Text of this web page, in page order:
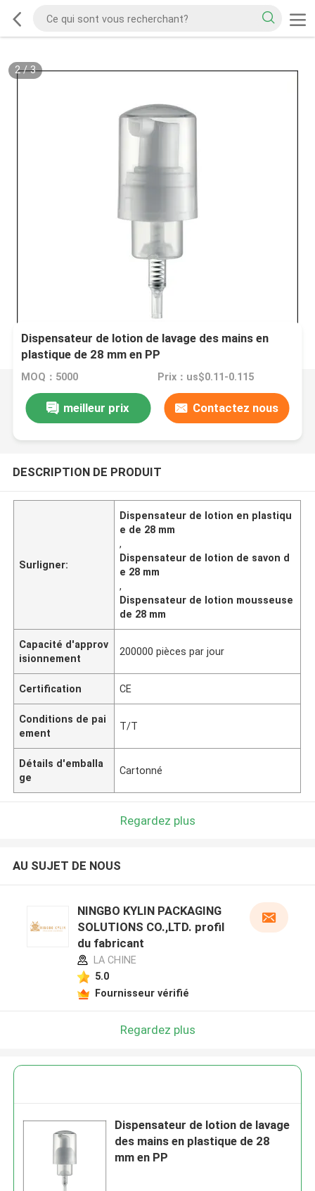
2/3
Dispensateur de lotion de lavage des mains en
plastique de 28 mm en PP
MOQ：5000 Prix：us$0.11-0.115
meilleur prix Contactez nous
DESCRIPTION DE PRODUIT
Surligner:
Dispensateur de lotion en plastiqu
e de 28 mm
,
Dispensateur de lotion de savon d
e 28 mm
,
Dispensateur de lotion mousseuse
de 28 mm
Capacité d'approv
isionnement
200000 pièces par jour
Certification CE
Conditions de pai
ement
T/T
Détails d'emballa
ge
Cartonné
Regardez plus
AU SUJET DE NOUS
NINGBO KYLIN PACKAGING
SOLUTIONS CO.,LTD. profil
du fabricant
LA CHINE
5.0
Fournisseur vérifié
Regardez plus
Dispensateur de lotion de lavage
des mains en plastique de 28
mm en PP